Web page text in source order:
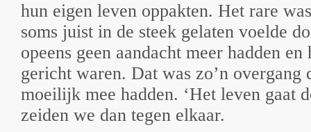
hun eigen leven oppakten. Het rare
soms juist in de steek gelaten voelde
opeens geen aandacht meer hadden
gericht waren. Dat was zo’n overgang
moeilijk mee hadden. ‘Het leven gaat
zeiden we dan tegen elkaar.